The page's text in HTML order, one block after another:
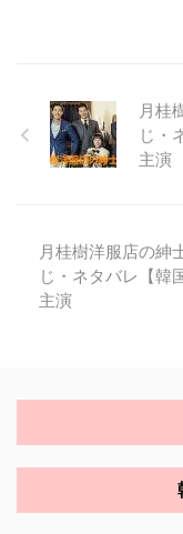
月桂
じ・
主演
月桂樹洋服店の紳
じ・ネタバレ【韓
主演